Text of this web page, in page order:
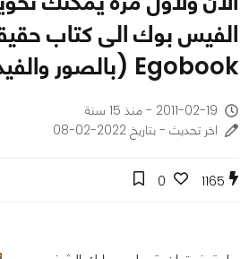
الفيس بوك الى كتاب
Egobook (بالصور والفيديو)
2011-02-19 - منذ 15 سنة
اخر تحديث - بتاريخ 2022-02-08
1165
0